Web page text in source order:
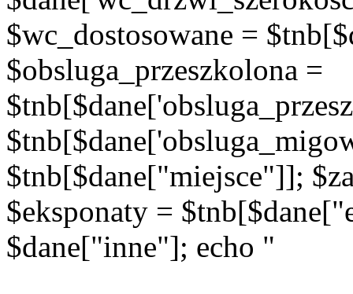
$wc_dostosowane =
$obsluga_przeszkolona =
$tnb[$dane["miejsce"]];
$eksponaty =
$dane["inne"]; echo "